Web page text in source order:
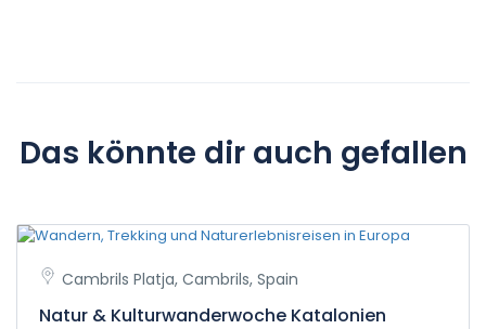
Das könnte dir auch gefallen
Cambrils Platja, Cambrils, Spain
Natur & Kulturwanderwoche Katalonien